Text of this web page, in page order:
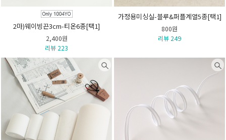
2마)웨이빙끈3cm-티온6종[택1]
2,400원
리뷰 223
가정용미싱실-블루&퍼플계열5종[택1]
800원
리뷰 249